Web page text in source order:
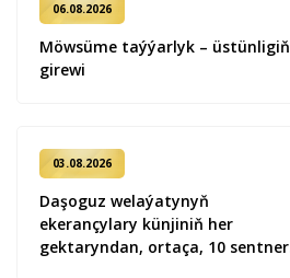
06.08.2026
Möwsüme taýýarlyk – üstünligiň
girewi
03.08.2026
Daşoguz welaýatynyň
ekerançylary künjiniň her
gektaryndan, ortaça, 10 sentner